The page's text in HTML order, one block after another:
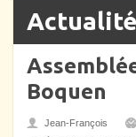
Actualité
Boquen
Jean-François